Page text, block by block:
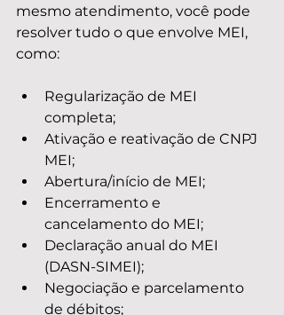
mesmo atendimento, você pode
resolver tudo o que envolve MEI,
como:
Regularização de MEI
completa;
Ativação e reativação de CNPJ
MEI;
Abertura/início de MEI;
Encerramento e
cancelamento do MEI;
Declaração anual do MEI
(DASN-SIMEI);
Negociação e parcelamento
de débitos;